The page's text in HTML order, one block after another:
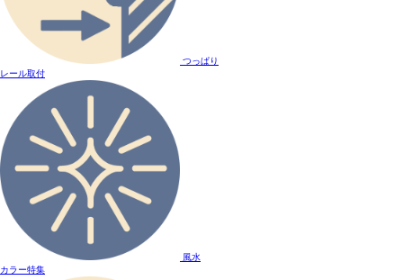
つっぱり
レール取付
風水
カラー特集